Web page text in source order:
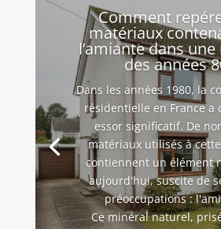
Comment
matériaux
l’amiante dans
des années
Dans les années 1980, la
résidentielle en France a
essor significatif. De
matériaux utilisés à
contiennent un élément
aujourd'hui, suscite de
préoccupations :
Ce minéral naturel,